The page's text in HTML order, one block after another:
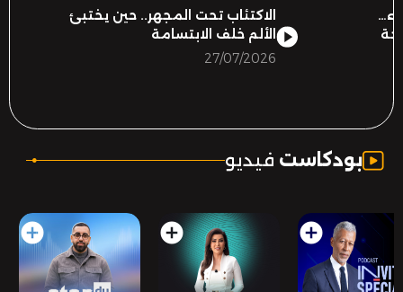
الاكتئاب تحت المجهر.. حين يختبئ
الألم خلف الابتسامة
27/07/2026
بودكاست فيديو .
add_circle add_circle add_circle